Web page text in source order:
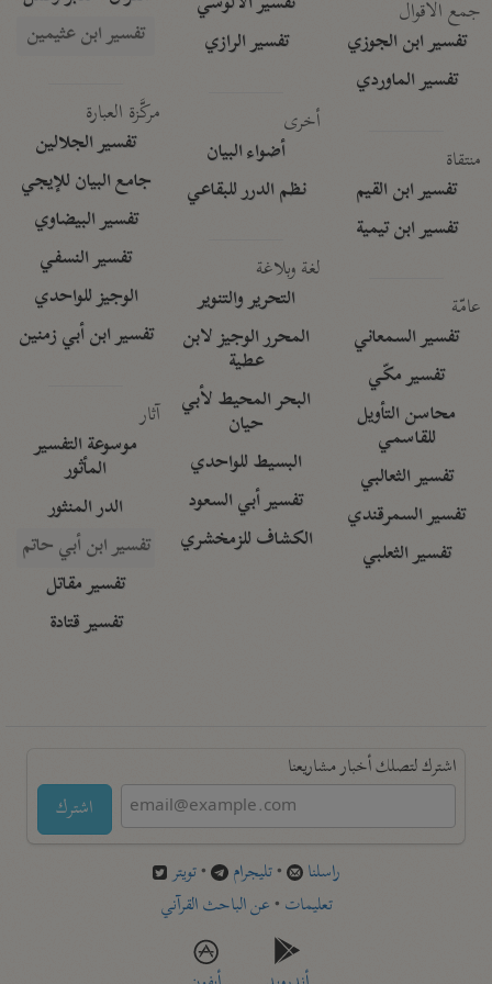
جمع الأقوال
تفسير ابن الجوزي
تفسير الماوردي
منتقاة
تفسير ابن القيم
تفسير ابن تيمية
عامّة
تفسير السمعاني
تفسير مكّي
محاسن التأويل
للقاسمي
تفسير الثعالبي
تفسير السمرقندي
تفسير الثعلبي
تفسير الرازي
أخرى
أضواء البيان
نظم الدرر للبقاعي
لغة وبلاغة
التحرير والتنوير
المحرر الوجيز لابن
عطية
البحر المحيط لأبي
حيان
البسيط للواحدي
تفسير أبي السعود
الكشاف للزمخشري
تفسير ابن عثيمين
مركَّزة العبارة
تفسير الجلالين
جامع البيان للإيجي
تفسير البيضاوي
تفسير النسفي
الوجيز للواحدي
تفسير ابن أبي زمنين
آثار
موسوعة التفسير
المأثور
الدر المنثور
تفسير ابن أبي حاتم
تفسير مقاتل
تفسير قتادة
اشترك لتصلك أخبار مشاريعنا
اشترك
راسلنا •تليجرام •تويتر
تعليمات •عن الباحث القرآني